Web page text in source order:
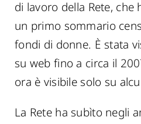
di lavoro della Rete, che
un primo sommario
fondi di donne. È stata
su web fino a circa il
ora è visibile solo su
La Rete ha subìto negli